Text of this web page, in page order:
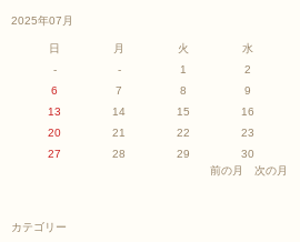
2025年07月
日 月 火 水
-
- 1 2
6
7 8 9
13
14 15 16
20
21 22 23
27
28 29 30
前の月
次の月
カテゴリー